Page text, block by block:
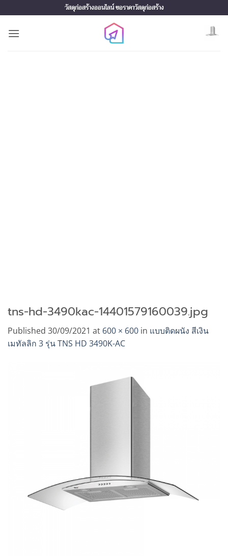
to
content
วัสดุก่อสร้างออนไลน์ ขอราคาวัสดุก่อสร้าง
tns-hd-3490kac-14401579160039.jpg
Published 30/09/2021 at 600 × 600 in แบบติดผนัง สีเงิน
เมทัลลิก 3 รุ่น TNS HD 3490K-AC